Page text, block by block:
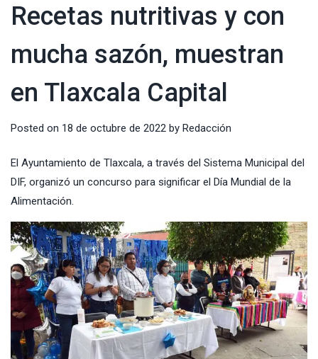
Recetas nutritivas y con
mucha sazón, muestran
en Tlaxcala Capital
Posted on 18 de octubre de 2022 by Redacción
El Ayuntamiento de Tlaxcala, a través del Sistema Municipal del
DIF, organizó un concurso para significar el Día Mundial de la
Alimentación.